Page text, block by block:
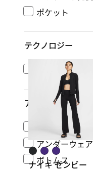
ポケット
テクノロジー
アパレル
トップス
アンダーウェア
ボトムス
ナイキ ゼンビー